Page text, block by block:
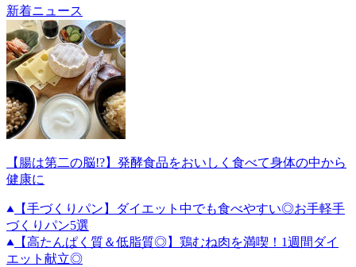
新着ニュース
【腸は第二の脳!?】発酵食品をおいしく食べて身体の中から
健康に
【手づくりパン】ダイエット中でも食べやすい◎お手軽手
づくりパン5選
【高たんぱく質＆低脂質◎】鶏むね肉を満喫！1週間ダイ
エット献立◎